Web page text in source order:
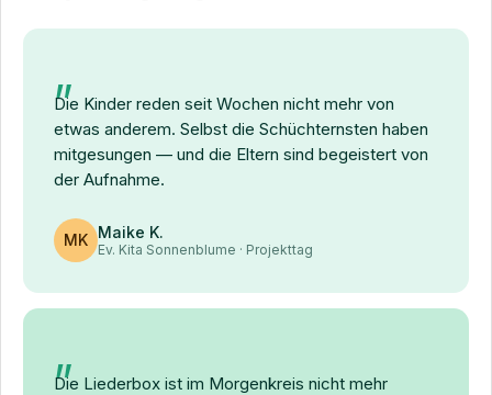
Die Kinder reden seit Wochen nicht mehr von
etwas anderem. Selbst die Schüchternsten haben
mitgesungen — und die Eltern sind begeistert von
der Aufnahme.
MK Maike K.
Ev. Kita Sonnenblume · Projekttag
Die Liederbox ist im Morgenkreis nicht mehr